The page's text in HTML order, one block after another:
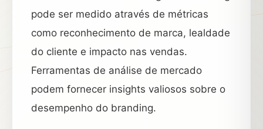
pode ser medido através de métricas
como reconhecimento de marca, lealdade
do cliente e impacto nas vendas.
Ferramentas de análise de mercado
podem fornecer insights valiosos sobre o
desempenho do branding.